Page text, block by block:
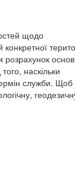
щодо
розрахунок
наскільки
служби. Щоб